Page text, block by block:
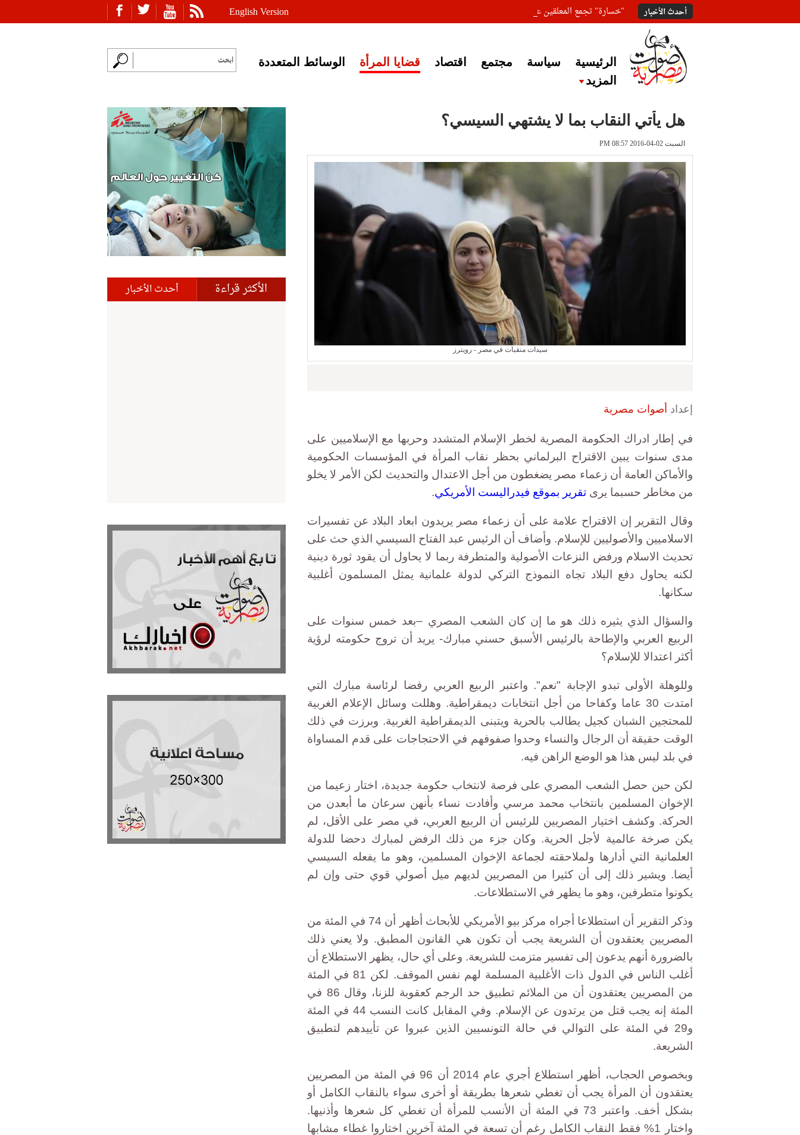
English Version أحدث الأخبار "خسارة" تجمع المعلقين على خبر إغلاق أصوات مصرية
الرئيسية سياسة مجتمع اقتصاد قضايا المرأة
الوسائط المتعددة
المزيد
هل يأتي النقاب بما لا يشتهي السيسي؟
السبت 02-04-2016 PM 08:57
سيدات منقبات في مصر - رويترز
إعداد أصوات مصرية
في إطار ادراك الحكومة المصرية لخطر الإسلام المتشدد وحربها مع الإسلاميين على
مدى سنوات يبين الاقتراح البرلماني بحظر نقاب المرأة في المؤسسات الحكومية
والأماكن العامة أن زعماء مصر يضغطون من أجل الاعتدال والتحديث لكن الأمر لا يخلو
من مخاطر حسبما يرى تقرير بموقع فيدراليست الأمريكي.
وقال التقرير إن الاقتراح علامة على أن زعماء مصر يريدون ابعاد البلاد عن تفسيرات
الاسلاميين والأصوليين للإسلام. وأضاف أن الرئيس عبد الفتاح السيسي الذي حث على
تحديث الاسلام ورفض النزعات الأصولية والمتطرفة ربما لا يحاول أن يقود ثورة دينية
لكنه يحاول دفع البلاد تجاه النموذج التركي لدولة علمانية يمثل المسلمون أغلبية
سكانها.
والسؤال الذي يثيره ذلك هو ما إن كان الشعب المصري –بعد خمس سنوات على
الربيع العربي والإطاحة بالرئيس الأسبق حسني مبارك- يريد أن تروج حكومته لرؤية
أكثر اعتدالا للإسلام؟
وللوهلة الأولى تبدو الإجابة "نعم". واعتبر الربيع العربي رفضا لرئاسة مبارك التي
امتدت 30 عاما وكفاحا من أجل انتخابات ديمقراطية. وهللت وسائل الإعلام الغربية
للمحتجين الشبان كجيل يطالب بالحرية ويتبنى الديمقراطية الغربية. وبرزت في ذلك
الوقت حقيقة أن الرجال والنساء وحدوا صفوفهم في الاحتجاجات على قدم المساواة
في بلد ليس هذا هو الوضع الراهن فيه.
لكن حين حصل الشعب المصري على فرصة لانتخاب حكومة جديدة، اختار زعيما من
الإخوان المسلمين بانتخاب محمد مرسي وأفادت نساء بأنهن سرعان ما أبعدن من
الحركة. وكشف اختيار المصريين للرئيس أن الربيع العربي، في مصر على الأقل، لم
يكن صرخة عالمية لأجل الحرية. وكان جزء من ذلك الرفض لمبارك دحضا للدولة
العلمانية التي أدارها ولملاحقته لجماعة الإخوان المسلمين، وهو ما يفعله السيسي
أيضا. ويشير ذلك إلى أن كثيرا من المصريين لديهم ميل أصولي قوي حتى وإن لم
يكونوا متطرفين، وهو ما يظهر في الاستطلاعات.
وذكر التقرير أن استطلاعا أجراه مركز بيو الأمريكي للأبحاث أظهر أن 74 في المئة من
المصريين يعتقدون أن الشريعة يجب أن تكون هي القانون المطبق. ولا يعني ذلك
بالضرورة أنهم يدعون إلى تفسير متزمت للشريعة. وعلى أي حال، يظهر الاستطلاع أن
أغلب الناس في الدول ذات الأغلبية المسلمة لهم نفس الموقف. لكن 81 في المئة
من المصريين يعتقدون أن من الملائم تطبيق حد الرجم كعقوبة للزنا، وقال 86 في
المئة إنه يجب قتل من يرتدون عن الإسلام. وفي المقابل كانت النسب 44 في المئة
و29 في المئة على التوالي في حالة التونسيين الذين عبروا عن تأييدهم لتطبيق
الشريعة.
وبخصوص الحجاب، أظهر استطلاع أجري عام 2014 أن 96 في المئة من المصريين
يعتقدون أن المرأة يجب أن تغطي شعرها بطريقة أو أخرى سواء بالنقاب الكامل أو
بشكل أخف. واعتبر 73 في المئة أن الأنسب للمرأة أن تغطي كل شعرها وأذنيها.
واختار 1% فقط النقاب الكامل رغم أن تسعة في المئة آخرين اختاروا غطاء مشابها
الأكثر قراءة أحدث الأخبار